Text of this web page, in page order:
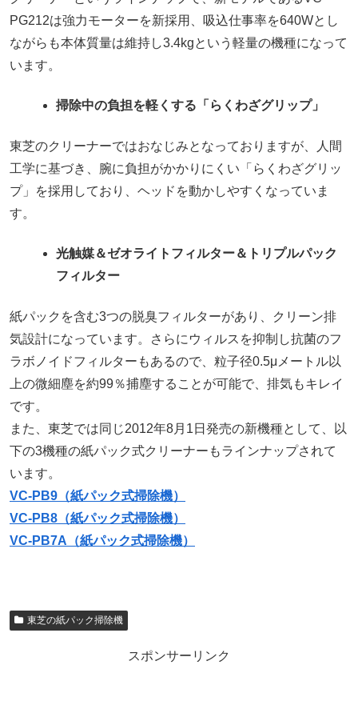
PG212は強力モーターを新採用、吸込仕事率を640Wとし
ながらも本体質量は維持し3.4kgという軽量の機種になって
います。
掃除中の負担を軽くする「らくわざグリップ」
東芝のクリーナーではおなじみとなっておりますが、人間
工学に基づき、腕に負担がかかりにくい「らくわざグリッ
プ」を採用しており、ヘッドを動かしやすくなっていま
す。
光触媒＆ゼオライトフィルター＆トリプルパック
フィルター
紙パックを含む3つの脱臭フィルターがあり、クリーン排
気設計になっています。さらにウィルスを抑制し抗菌のフ
ラボノイドフィルターもあるので、粒子径0.5μメートル以
上の微細塵を約99％捕塵することが可能で、排気もキレイ
です。
また、東芝では同じ2012年8月1日発売の新機種として、以
下の3機種の紙パック式クリーナーもラインナップされて
います。
VC-PB9（紙パック式掃除機）
VC-PB8（紙パック式掃除機）
VC-PB7A（紙パック式掃除機）
東芝の紙パック掃除機
スポンサーリンク